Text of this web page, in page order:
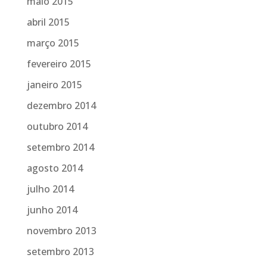
abril 2015
março 2015
fevereiro 2015
janeiro 2015
dezembro 2014
outubro 2014
setembro 2014
agosto 2014
julho 2014
junho 2014
novembro 2013
setembro 2013